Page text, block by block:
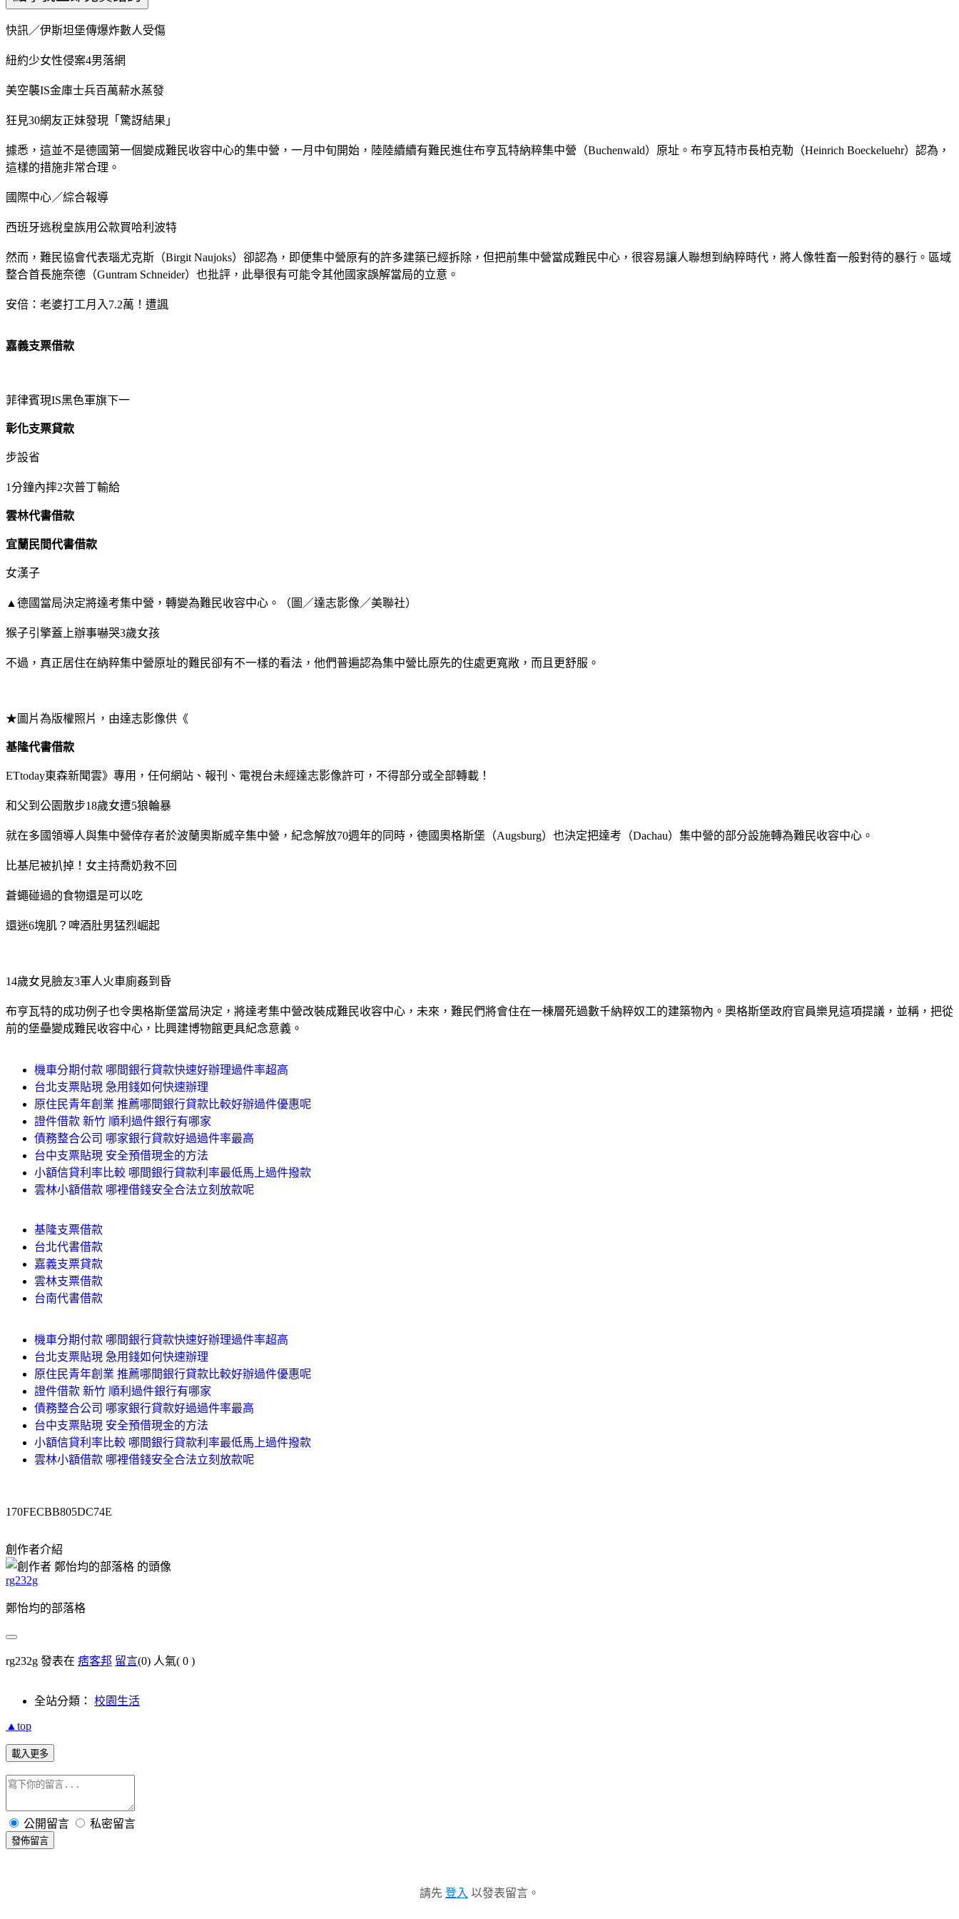
快訊／伊斯坦堡傳爆炸數人受傷
紐約少女性侵案4男落網
美空襲IS金庫士兵百萬薪水蒸發
狂見30網友正妹發現「驚訝結果」
據悉，這並不是德國第一個變成難民收容中心的集中營，一月中旬開始，陸陸續續有難民進住布亨瓦特納粹集中營（Buchenwald）原址。布亨瓦特市長柏克勒（Heinrich Boeckeluehr）認為，
這樣的措施非常合理。
國際中心／綜合報導
西班牙逃稅皇族用公款買哈利波特
然而，難民協會代表瑙尤克斯（Birgit Naujoks）卻認為，即便集中營原有的許多建築已經拆除，但把前集中營當成難民中心，很容易讓人聯想到納粹時代，將人像牲畜一般對待的暴行。區域
整合首長施奈德（Guntram Schneider）也批評，此舉很有可能令其他國家誤解當局的立意。
安倍：老婆打工月入7.2萬！遭諷
嘉義支票借款
菲律賓現IS黑色軍旗下一
彰化支票貸款
步設省
1分鐘內摔2次普丁輸給
雲林代書借款
宜蘭民間代書借款
女漢子
▲德國當局決定將達考集中營，轉變為難民收容中心。（圖／達志影像／美聯社）
猴子引擎蓋上辦事嚇哭3歲女孩
不過，真正居住在納粹集中營原址的難民卻有不一樣的看法，他們普遍認為集中營比原先的住處更寬敞，而且更舒服。
★圖片為版權照片，由達志影像供《
基隆代書借款
ETtoday東森新聞雲》專用，任何網站、報刊、電視台未經達志影像許可，不得部分或全部轉載！
和父到公園散步18歲女遭5狼輪暴
就在多國領導人與集中營倖存者於波蘭奧斯威辛集中營，紀念解放70週年的同時，德國奧格斯堡（Augsburg）也決定把達考（Dachau）集中營的部分設施轉為難民收容中心。
比基尼被扒掉！女主持喬奶救不回
蒼蠅碰過的食物還是可以吃
還迷6塊肌？啤酒肚男猛烈崛起
14歲女見臉友3軍人火車廁姦到昏
布亨瓦特的成功例子也令奧格斯堡當局決定，將達考集中營改裝成難民收容中心，未來，難民們將會住在一棟層死過數千納粹奴工的建築物內。奧格斯堡政府官員樂見這項提議，並稱，把從
前的堡壘變成難民收容中心，比興建博物館更具紀念意義。
機車分期付款 哪間銀行貸款快速好辦理過件率超高
台北支票貼現 急用錢如何快速辦理
原住民青年創業 推薦哪間銀行貸款比較好辦過件優惠呢
證件借款 新竹 順利過件銀行有哪家
債務整合公司 哪家銀行貸款好過過件率最高
台中支票貼現 安全預借現金的方法
小額信貸利率比較 哪間銀行貸款利率最低馬上過件撥款
雲林小額借款 哪裡借錢安全合法立刻放款呢
基隆支票借款
台北代書借款
嘉義支票貸款
雲林支票借款
台南代書借款
機車分期付款 哪間銀行貸款快速好辦理過件率超高
台北支票貼現 急用錢如何快速辦理
原住民青年創業 推薦哪間銀行貸款比較好辦過件優惠呢
證件借款 新竹 順利過件銀行有哪家
債務整合公司 哪家銀行貸款好過過件率最高
台中支票貼現 安全預借現金的方法
小額信貸利率比較 哪間銀行貸款利率最低馬上過件撥款
雲林小額借款 哪裡借錢安全合法立刻放款呢
170FECBB805DC74E
創作者介紹
rg232g
鄭怡均的部落格
rg232g 發表在 痞客邦 留言(0) 人氣( 0 )
全站分類： 校園生活
▲top
載入更多
公開留言 私密留言
發佈留言
請先 登入 以發表留言。